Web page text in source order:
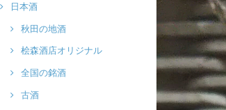
日本酒
秋田の地酒
桧森酒店オリジナル
全国の銘酒
古酒